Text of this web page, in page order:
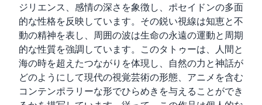
ジリエンス、感情の深さを象徴し、ポセイドンの多面
的な性格を反映しています。その鋭い視線は知恵と不
動の精神を表し、周囲の波は生命の永遠の運動と周期
的な性質を強調しています。このタトゥーは、人間と
海の時を超えたつながりを体現し、自然の力と神話が
どのようにして現代の視覚芸術の形態、アニメを含む
コンテンポラリーな形でひらめきを与えることができ